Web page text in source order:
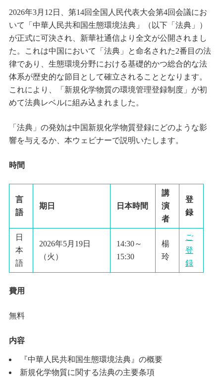
2026年3月12日、第14回全国人民代表大会第4回会議にお
いて「中華人民共和国生態環境法典」（以下「法典」）
が正式に可決され、新華社通信より全文が公開されまし
た。これは中国において「法典」と命名された2番目の法
律であり、生態環境分野における基礎的かつ総合的な法
体系が歴史的な節目として確立されることとなります。
これにより、「新規化学物質の環境管理登録制度」が初
めて法典レベルに組み込まれました。
「法典」の発効は中国新規化学物質登録にどのような影
響を与えるか、本ウェビナーで説明いたします。
時間
言
語
期日 日本時間
講
演
者
登
録
日
本
語
2026年5月19日
（火）
14:30～
15:30
楊
玲
ご
登
録
費用
無料
内容
『中華人民共和国生態環境法典』の概要
新規化学物質に関する法典の主要条項